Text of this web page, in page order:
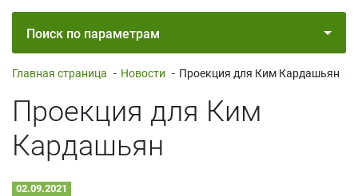
Поиск по параметрам
Главная страница - Новости - Проекция для Ким Кардашьян
Проекция для Ким
Кардашьян
02.09.2021